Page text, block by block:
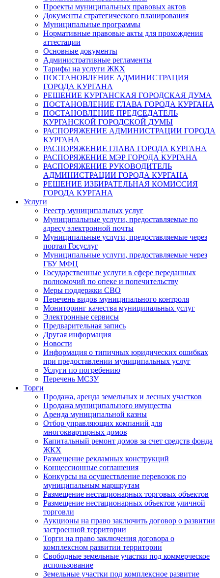
Проекты муниципальных правовых актов
Документы стратегического планирования
Муниципальные программы
Нормативные правовые акты для прохождения
аттестации
Основные документы
Административные регламенты
Тарифы на услуги ЖКХ
ПОСТАНОВЛЕНИЕ АДМИНИСТРАЦИЯ
ГОРОДА КУРГАНА
РЕШЕНИЕ КУРГАНСКАЯ ГОРОДСКАЯ ДУМА
ПОСТАНОВЛЕНИЕ ГЛАВА ГОРОДА КУРГАНА
ПОСТАНОВЛЕНИЕ ПРЕДСЕДАТЕЛЬ
КУРГАНСКОЙ ГОРОДСКОЙ ДУМЫ
РАСПОРЯЖЕНИЕ АДМИНИСТРАЦИИ ГОРОДА
КУРГАНА
РАСПОРЯЖЕНИЕ ГЛАВА ГОРОДА КУРГАНА
РАСПОРЯЖЕНИЕ МЭР ГОРОДА КУРГАНА
РАСПОРЯЖЕНИЕ РУКОВОДИТЕЛЬ
АДМИНИСТРАЦИИ ГОРОДА КУРГАНА
РЕШЕНИЕ ИЗБИРАТЕЛЬНАЯ КОМИССИЯ
ГОРОДА КУРГАНА
Услуги
Реестр муниципальных услуг
Муниципальные услуги, предоставляемые по
адресу электронной почты
Муниципальные услуги, предоставляемые через
портал Госуслуг
Муниципальные услуги, предоставляемые через
ГБУ МФЦ
Государственные услуги в сфере переданных
полномочий по опеке и попечительству
Меры поддержки СВО
Перечень видов муниципального контроля
Мониторинг качества муниципальных услуг
Электронные сервисы
Предварительная запись
Другая информация
Новости
Информация о типичных юридических ошибках
при предоставлении муниципальных услуг
Услуги по погребению
Перечень МСЗУ
Торги
Продажа, аренда земельных и лесных участков
Продажа муниципального имущества
Аренда муниципальной казны
Отбор управляющих компаний для
многоквартирных домов
Капитальный ремонт домов за счет средств фонда
ЖКХ
Размещение рекламных конструкций
Концессионные соглашения
Конкурсы на осуществление перевозок по
муниципальным маршрутам
Размещение нестационарных торговых объектов
Размещение нестационарных объектов уличной
торговли
Аукционы на право заключить договор о развитии
застроенной территории
Торги на право заключения договора о
комплексном развитии территории
Свободные земельные участки под коммерческое
использование
Земельные участки под комплексное развитие